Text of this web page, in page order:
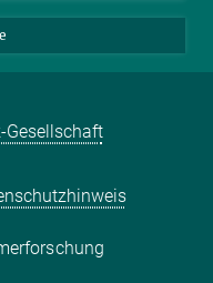
Gesellschaft